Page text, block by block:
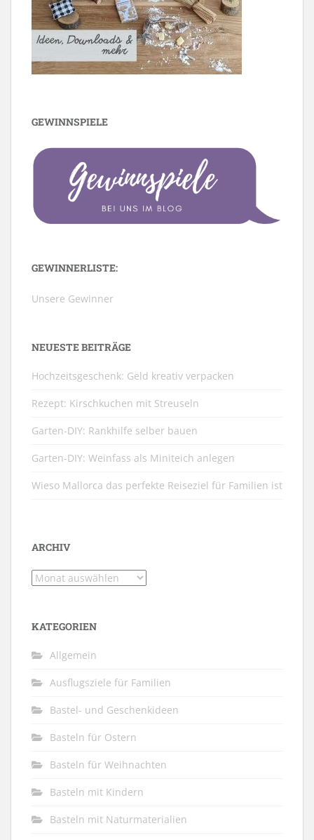
GEWINNSPIELE
GEWINNERLISTE:
Unsere Gewinner
NEUESTE BEITRÄGE
Hochzeitsgeschenk: Geld kreativ verpacken
Rezept: Kirschkuchen mit Streuseln
Garten-DIY: Rankhilfe selber bauen
Garten-DIY: Weinfass als Miniteich anlegen
Wieso Mallorca das perfekte Reiseziel für Familien ist
ARCHIV
Archiv
KATEGORIEN
Allgemein
Ausflugsziele für Familien
Bastel- und Geschenkideen
Basteln für Ostern
Basteln für Weihnachten
Basteln mit Kindern
Basteln mit Naturmaterialien